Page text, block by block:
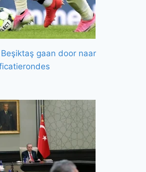
gaan door naar